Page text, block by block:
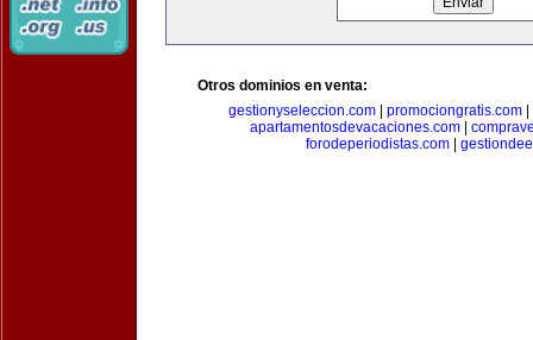
Otros dominios en venta:
gestionyseleccion.com| promociongratis.com|
apartamentosdevacaciones.com|
forodeperiodistas.com